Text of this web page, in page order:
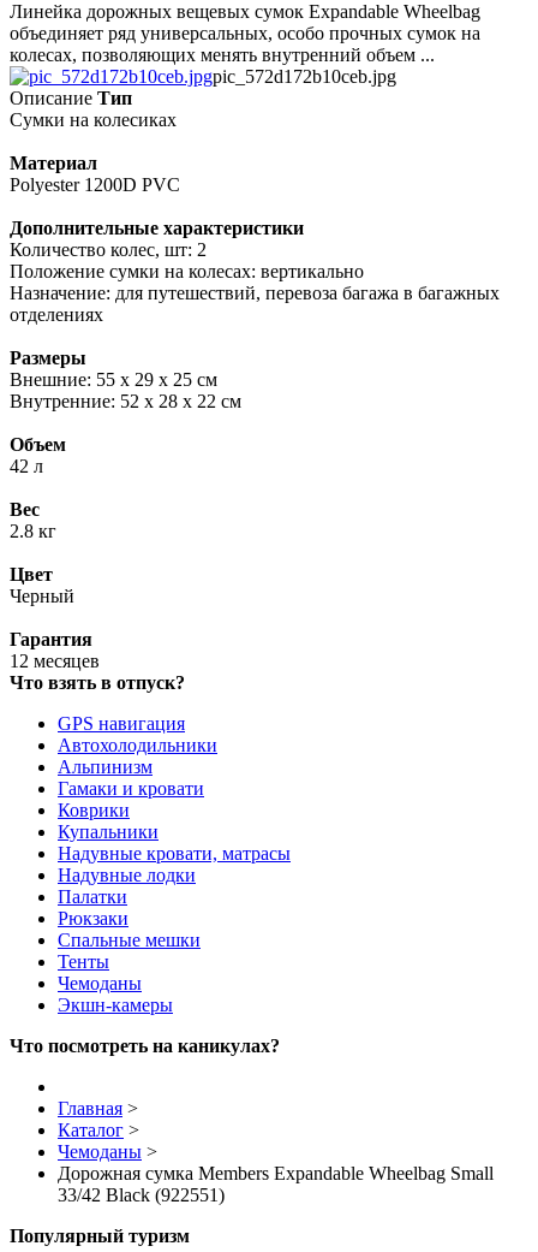
Линейка дорожных вещевых сумок Expandable Wheelbag
объединяет ряд универсальных, особо прочных сумок на
колесах, позволяющих менять внутренний объем ...
pic_572d172b10ceb.jpg
Описание Тип
Сумки на колесиках
Материал
Polyester 1200D PVC
Дополнительные характеристики
Количество колес, шт: 2
Положение сумки на колесах: вертикально
Назначение: для путешествий, перевоза багажа в багажных
отделениях
Размеры
Внешние: 55 х 29 х 25 см
Внутренние: 52 х 28 х 22 см
Объем
42 л
Вес
2.8 кг
Цвет
Черный
Гарантия
12 месяцев
Что взять в отпуск?
GPS навигация
Автохолодильники
Альпинизм
Гамаки и кровати
Коврики
Купальники
Надувные кровати, матрасы
Надувные лодки
Палатки
Рюкзаки
Спальные мешки
Тенты
Чемоданы
Экшн-камеры
Что посмотреть на каникулах?
Главная >
Каталог >
Чемоданы >
Дорожная сумка Members Expandable Wheelbag Small
33/42 Black (922551)
Популярный туризм